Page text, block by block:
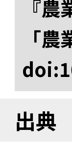
『
「
出典